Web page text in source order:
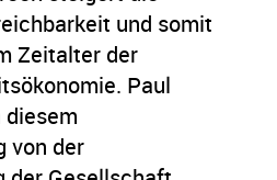
und somit
Zeitalter der
Paul
von der